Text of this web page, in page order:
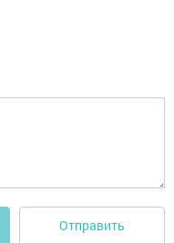
Отправить